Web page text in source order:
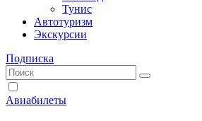
Тунис
Автотуризм
Экскурсии
Подписка
Авиабилеты